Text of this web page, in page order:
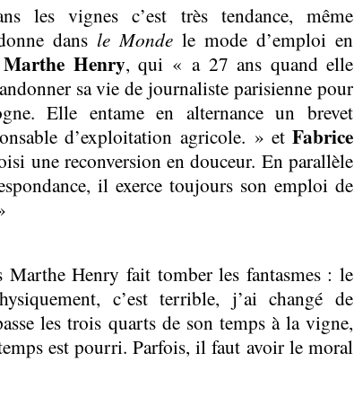
les vignes c’est très tendance, même
dans le Monde le mode d’emploi en
Marthe Henry, qui « a 27 ans quand elle
sa vie de journaliste parisienne pour
Elle entame en alternance un brevet
d’exploitation agricole. » et Fabrice
une reconversion en douceur. En parallèle
il exerce toujours son emploi de
Marthe Henry fait tomber les fantasmes : le
c’est terrible, j’ai changé de
les trois quarts de son temps à la vigne,
est pourri. Parfois, il faut avoir le moral